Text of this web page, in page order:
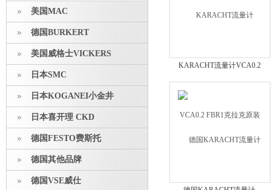
美国MAC
德国BURKERT
美国威格士VICKERS
日本SMC
日本KOGANEI小金井
日本喜开理 CKD
德国FESTO费斯托
德国其他品牌
德国VSE威仕
KARACHT流量计VCA0.2
FBR1克拉克原装现货